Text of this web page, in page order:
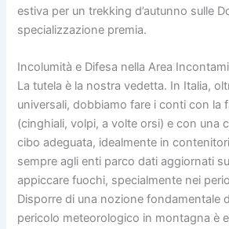
estiva per un trekking d’autunno sulle
specializzazione premia.
Incolumità e Difesa nella Area
La tutela è la nostra vedetta. In Italia,
universali, dobbiamo fare i conti con la
(cinghiali, volpi, a volte orsi) e con una
cibo adeguata, idealmente in
sempre agli enti parco dati aggiornati
appiccare fuochi, specialmente nei
Disporre di una nozione fondamentale
pericolo meteorologico in montagna è